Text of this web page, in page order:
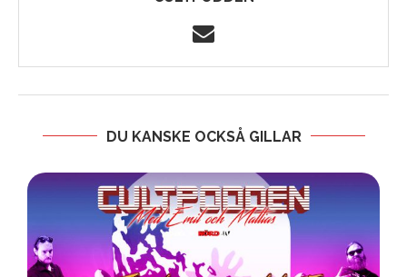
DU KANSKE OCKSÅ GILLAR